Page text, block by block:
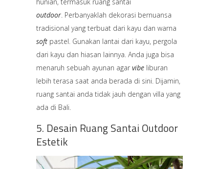
outdoor. Perbanyaklah dekorasi bernuansa
tradisional yang terbuat dari kayu dan warna
soft pastel. Gunakan lantai dari kayu, pergola
dari kayu dan hiasan lainnya. Anda juga bisa
menaruh sebuah ayunan agar vibe liburan
lebih terasa saat anda berada di sini. Dijamin,
ruang santai anda tidak jauh dengan villa yang
ada di Bali.
5. Desain Ruang Santai Outdoor
Estetik